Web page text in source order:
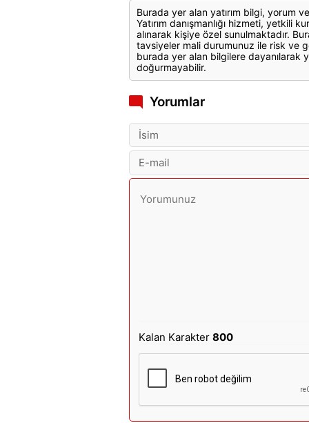
Burada yer alan yatırım bilgi, yorum
Yatırım danışmanlığı hizmeti, yetkili
alınarak kişiye özel sunulmaktadır.
tavsiyeler mali durumunuz ile risk ve
burada yer alan bilgilere dayanılarak
doğurmayabilir.
Yorumlar
Kalan Karakter800